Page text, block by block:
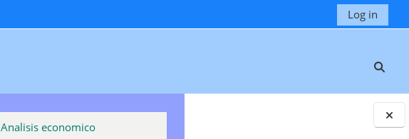
Log in
Analisis economico